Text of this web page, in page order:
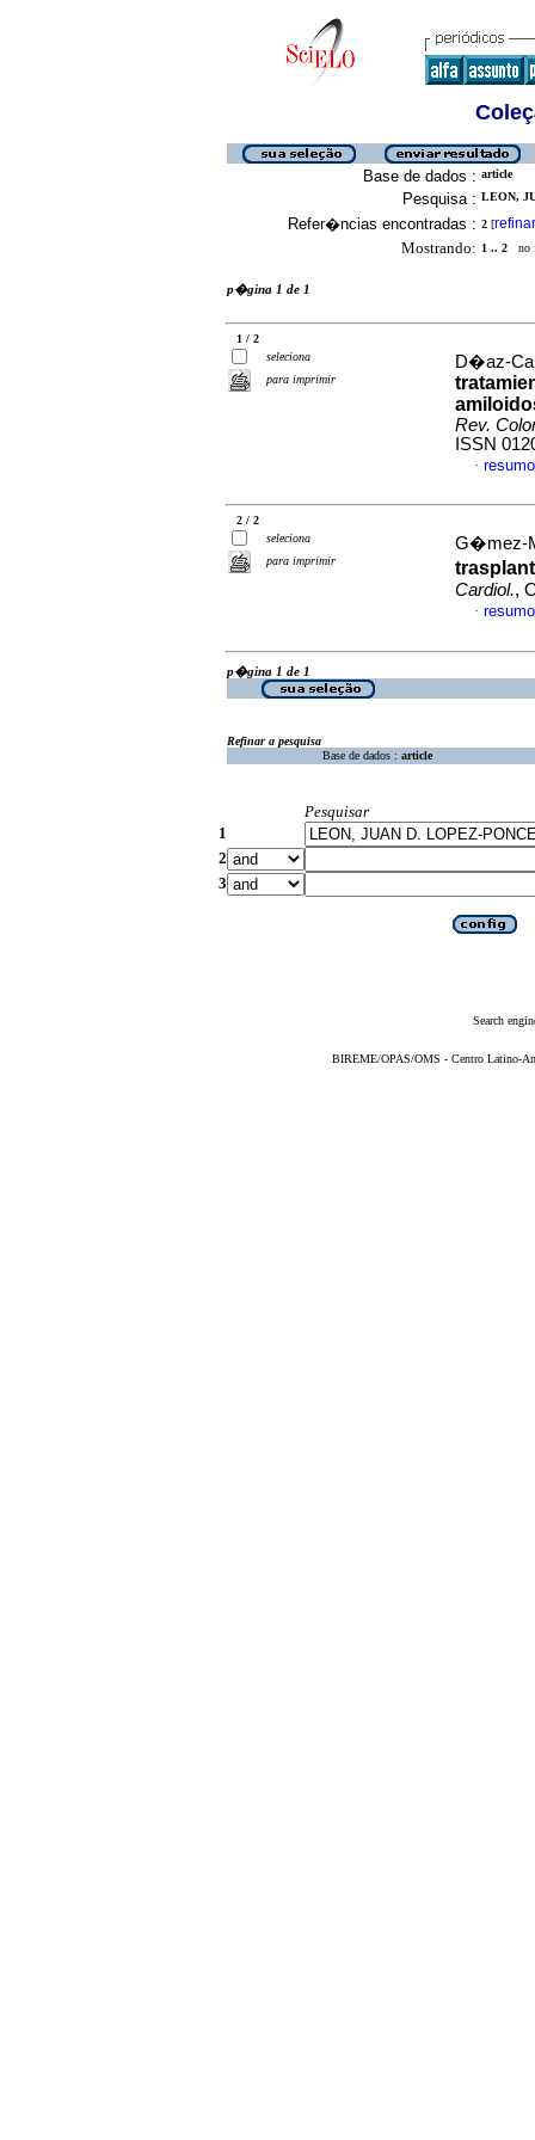
Base de dados : article
Pesquisa : LEON,
Refer�ncias encontradas : 2 [refinar
Mostrando: 1 .. 2 no
p�gina 1 de 1
1 / 2
seleciona
para imprimir
D�az-
Rev.
ISSN
·
2 / 2
seleciona
para imprimir
G�mez-
Cardiol.,
·
p�gina 1 de 1
Refinar a pesquisa
Base de dados : article
Pesquisar
1
2
3
Search
BIREME/OPAS/OMS - Centro Latino-